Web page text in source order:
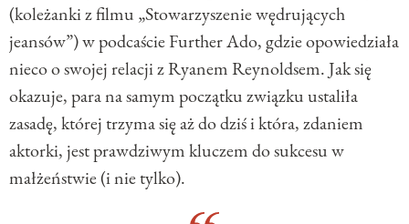
(koleżanki z filmu „Stowarzyszenie wędrujących
jeansów”) w podcaście Further Ado, gdzie opowiedziała
nieco o swojej relacji z Ryanem Reynoldsem. Jak się
okazuje, para na samym początku związku ustaliła
zasadę, której trzyma się aż do dziś i która, zdaniem
aktorki, jest prawdziwym kluczem do sukcesu w
małżeństwie (i nie tylko).